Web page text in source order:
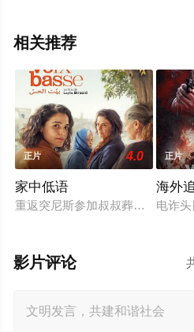
相关推荐
正片 4.0
家中低语
重返突尼斯参加叔叔葬礼的莉莉
正片
海外
电诈
影片评论